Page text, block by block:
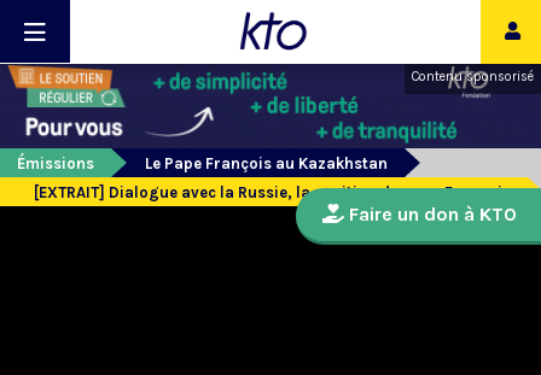
Contenu sponsorisé
Émissions
Le Pape François au Kazakhstan
[EXTRAIT] Dialogue avec la Russie, la position du pape François
Faire un don à KTO